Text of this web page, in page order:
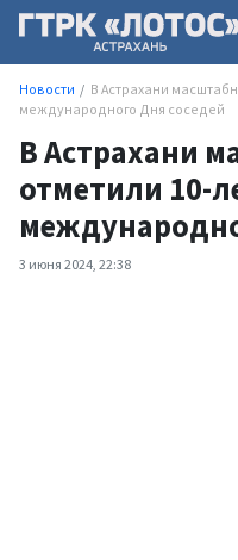
Новости
В Астрахани
международного Дня соседей
В Астрахани
отметили 10-
3 июня 2024, 22:38